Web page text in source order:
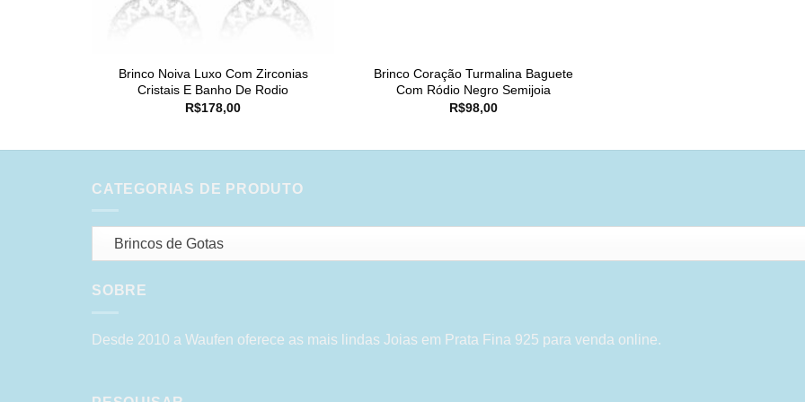
Brinco Noiva Luxo Com Zirconias
Cristais E Banho De Rodio
R$178,00
Brinco Coração Turmalina Baguete
Com Ródio Negro Semijoia
R$98,00
CATEGORIAS DE PRODUTO
Brincos de Gotas
SOBRE
Desde 2010 a Waufen oferece as mais lindas Joias em Prata Fina 925 para venda online.